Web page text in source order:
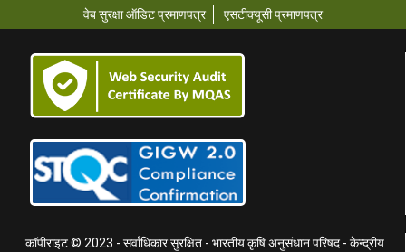
वेब सुरक्षा ऑडिट प्रमाणपत्र
एसटीक्यूसी प्रमाणपत्र
कॉपीराइट © 2023 - सर्वाधिकार सुरक्षित - भारतीय कृषि अनुसंधान परिषद - केन्द्रीय